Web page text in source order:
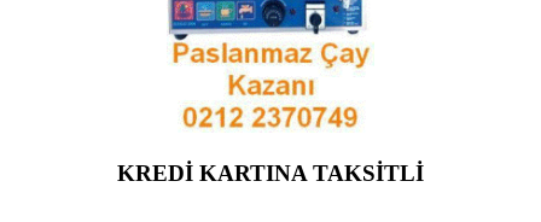
KREDİ KARTINA TAKSİTLİ